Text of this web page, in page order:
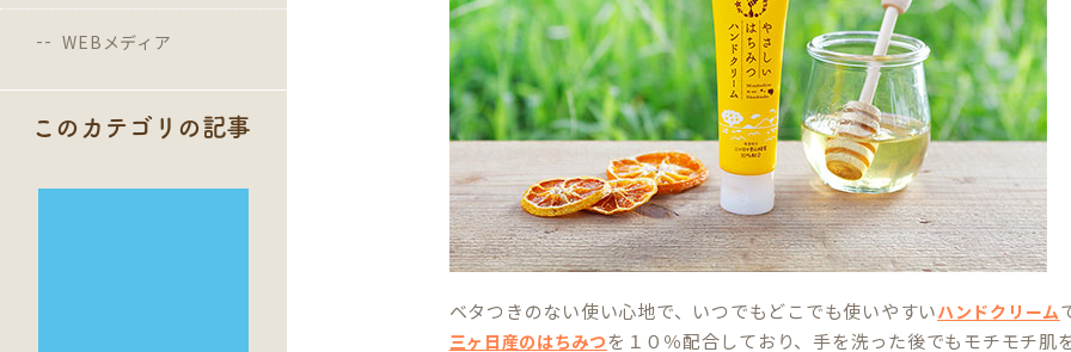
WEBメディア
このカテゴリの記事
ベタつきのない使い心地で、いつでもどこでも使いやすいハンドクリーム
三ヶ日産のはちみつを１０％配合しており、手を洗った後でもモチモチ肌